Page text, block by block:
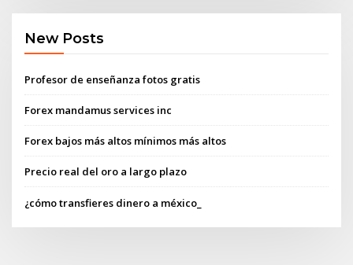
New Posts
Profesor de enseñanza fotos gratis
Forex mandamus services inc
Forex bajos más altos mínimos más altos
Precio real del oro a largo plazo
¿cómo transfieres dinero a méxico_